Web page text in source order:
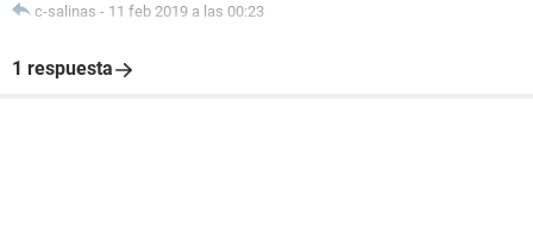
c-salinas - 11 feb 2019 a las 00:23
1 respuesta